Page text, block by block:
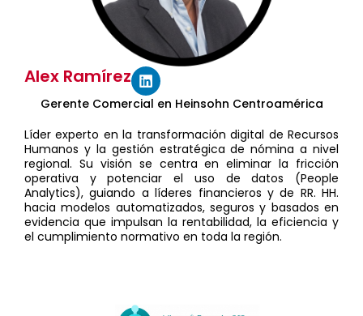
Alex Ramírez
Gerente Comercial en Heinsohn Centroamérica
Líder experto en la transformación digital de Recursos
Humanos y la gestión estratégica de nómina a nivel
regional. Su visión se centra en eliminar la fricción
operativa y potenciar el uso de datos (People
Analytics), guiando a líderes financieros y de RR. HH.
hacia modelos automatizados, seguros y basados en
evidencia que impulsan la rentabilidad, la eficiencia y
el cumplimiento normativo en toda la región.